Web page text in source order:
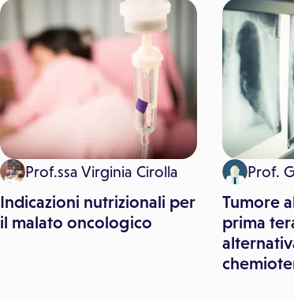
Prof.ssa Virginia Cirolla
Indicazioni nutrizionali per
il malato oncologico
Prof.
Tumore
prima